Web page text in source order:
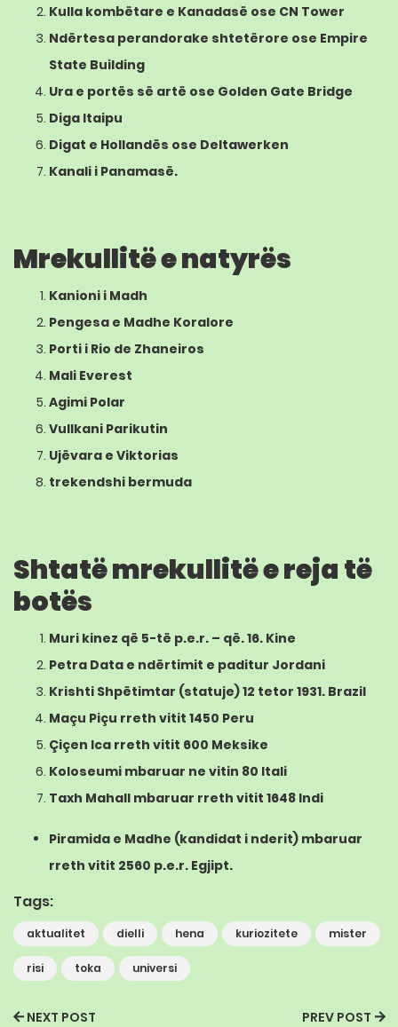
Kulla kombëtare e Kanadasë ose CN Tower
Ndërtesa perandorake shtetërore ose Empire
State Building
Ura e portës së artë ose Golden Gate Bridge
Diga Itaipu
Digat e Hollandës ose Deltawerken
Kanali i Panamasë.
Mrekullitë e natyrës
Kanioni i Madh
Pengesa e Madhe Koralore
Porti i Rio de Zhaneiros
Mali Everest
Agimi Polar
Vullkani Parikutin
Ujëvara e Viktorias
trekendshi bermuda
Shtatë mrekullitë e reja të
botës
Muri kinez që 5-të p.e.r. – që. 16. Kine
Petra Data e ndërtimit e paditur Jordani
Krishti Shpëtimtar (statuje)12 tetor 1931. Brazil
Maçu Piçu rreth vitit 1450 Peru
Çiçen Ica rreth vitit 600 Meksike
Koloseumi mbaruar ne vitin 80 Itali
Taxh Mahall mbaruar rreth vitit 1648 Indi
Piramida e Madhe (kandidat i nderit) mbaruar
rreth vitit 2560 p.e.r. Egjipt.
Tags:
aktualitet dielli hena kuriozitete mister
risi toka universi
NEXT POST PREV POST